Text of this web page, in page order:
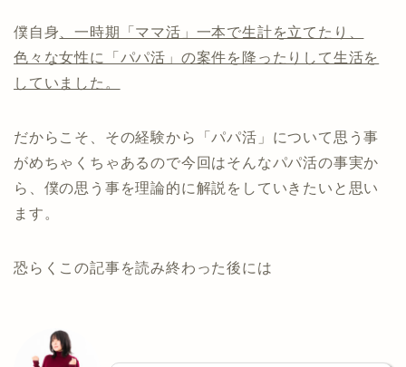
僕自身 、一時期「ママ活」一本で生計を立てたり、
色々な女性に「パパ活」の案件を降ったりして生活を
していました。
だからこそ、その経験から「パパ活」について思う事
がめちゃくちゃあるので今回はそんなパパ活の事実か
ら、僕の思う事を理論的に解説をしていきたいと思い
ます。
恐らくこの記事を読み終わった後には